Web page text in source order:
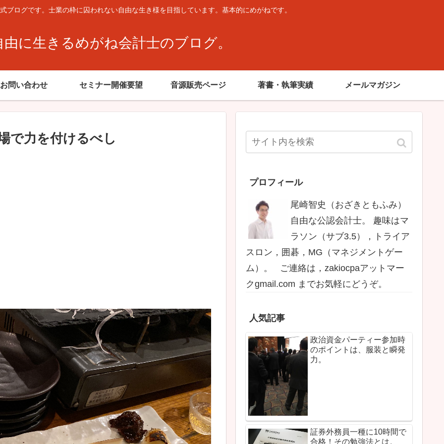
ログです。士業の枠に囚われない自由な生き様を目指しています。基本的にめがねです。
由に生きるめがね会計士のブログ。
お問い合わせ セミナー開催要望 音源販売ページ 著書・執筆実績 メールマガジン
で力を付けるべし
プロフィール
尾崎智史（おざきともふみ）
自由な公認会計士。 趣味はマ
ラソン（サブ3.5），トライア
スロン，囲碁，MG（マネジメントゲー
ム）。 ご連絡は，zakiocpaアットマー
クgmail.com までお気軽にどうぞ。
人気記事
政治資金パーティー参加時
のポイントは、服装と瞬発
力。
証券外務員一種に10時間で
合格！その勉強法とは。